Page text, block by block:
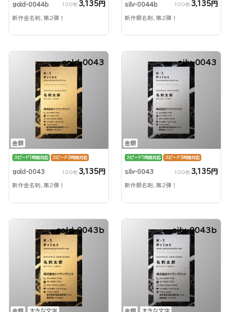
gold-0044b 100枚 3,135円
新作金名刺、第2弾！
silv-0044b 100枚 3,135円
新作銀名刺、第2弾！
金銀
gold-0043
スピード1時間対応 スピード3時間対応
gold-0043 100枚 3,135円
新作金名刺、第2弾！
金銀
silv-0043
スピード1時間対応 スピード3時間対応
silv-0043 100枚 3,135円
新作銀名刺、第2弾！
金銀 大きな文字
gold-0043b
金銀 大きな文字
silv-0043b